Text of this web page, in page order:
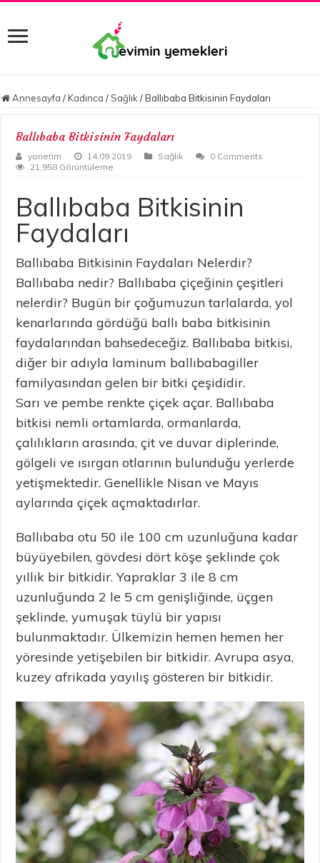
Annesayfa / Kadınca / Sağlık / Ballıbaba Bitkisinin Faydaları
Ballıbaba Bitkisinin Faydaları
yonetim 14.09.2019 Sağlık
0 Comments
21,958 Görüntüleme
Ballıbaba Bitkisinin
Faydaları
Ballıbaba Bitkisinin Faydaları Nelerdir?
Ballıbaba nedir? Ballıbaba çiçeğinin çeşitleri
nelerdir? Bugün bir çoğumuzun tarlalarda, yol
kenarlarında gördüğü ballı baba bitkisinin
faydalarından bahsedeceğiz. Ballıbaba bitkisi,
diğer bir adıyla laminum ballıbabagiller
familyasından gelen bir bitki çeşididir.
Sarı ve pembe renkte çiçek açar. Ballıbaba
bitkisi nemli ortamlarda, ormanlarda,
çalılıkların arasında, çit ve duvar diplerinde,
gölgeli ve ısırgan otlarının bulunduğu yerlerde
yetişmektedir. Genellikle Nisan ve Mayıs
aylarında çiçek açmaktadırlar.
Ballıbaba otu 50 ile 100 cm uzunluğuna kadar
büyüyebilen, gövdesi dört köşe şeklinde çok
yıllık bir bitkidir. Yapraklar 3 ile 8 cm
uzunluğunda 2 le 5 cm genişliğinde, üçgen
şeklinde, yumuşak tüylü bir yapısı
bulunmaktadır. Ülkemizin hemen hemen her
yöresinde yetişebilen bir bitkidir. Avrupa asya,
kuzey afrikada yayılış gösteren bir bitkidir.